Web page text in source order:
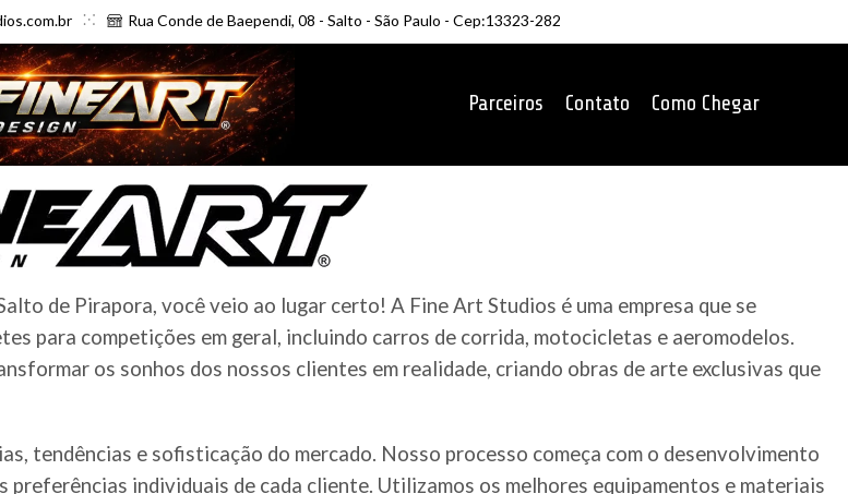
Rua Conde de Baependi, 08 - Salto - São Paulo - Cep:13323-282
Parceiros Contato Como Chegar
de Pirapora, você veio ao lugar certo! A Fine Art Studios é uma empresa que se
para competições em geral, incluindo carros de corrida, motocicletas e aeromodelos.
os sonhos dos nossos clientes em realidade, criando obras de arte exclusivas que
tendências e sofisticação do mercado. Nosso processo começa com o desenvolvimento
individuais de cada cliente. Utilizamos os melhores equipamentos e materiais